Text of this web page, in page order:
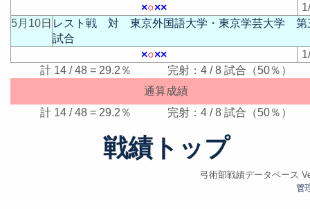
×○××
5月10日 レスト戦 対 東京外国語大学・東京学芸大学 第
試合
×○××
計 14 / 48 = 29.2％ 完射：4 / 8 試合（50％）
通算成績
計 14 / 48 = 29.2％ 完射：4 / 8 試合（50％）
戦績トップ
弓術部戦績データベース
管